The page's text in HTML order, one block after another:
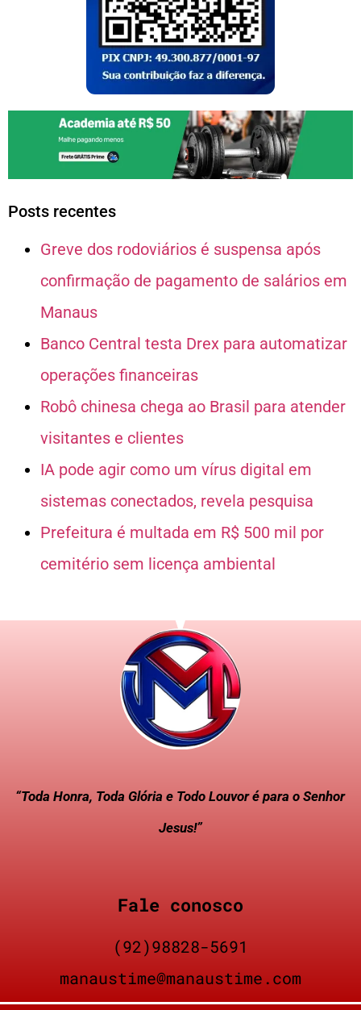
Posts recentes
Greve dos rodoviários é suspensa após
confirmação de pagamento de salários em
Manaus
Banco Central testa Drex para automatizar
operações financeiras
Robô chinesa chega ao Brasil para atender
visitantes e clientes
IA pode agir como um vírus digital em
sistemas conectados, revela pesquisa
Prefeitura é multada em R$ 500 mil por
cemitério sem licença ambiental
“Toda Honra, Toda Glória e Todo Louvor é para o Senhor
Jesus!”
Fale conosco
(92)98828-5691
manaustime@manaustime.com